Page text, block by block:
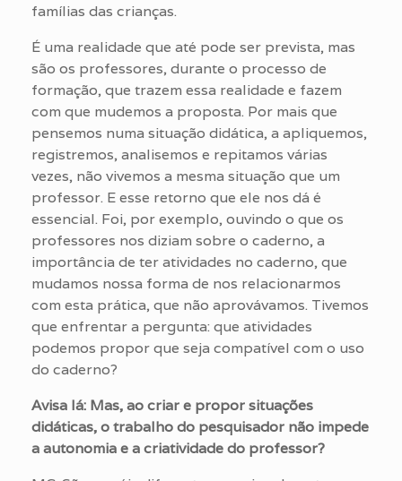
famílias das crianças.
É uma realidade que até pode ser prevista, mas
são os professores, durante o processo de
formação, que trazem essa realidade e fazem
com que mudemos a proposta. Por mais que
pensemos numa situação didática, a apliquemos,
registremos, analisemos e repitamos várias
vezes, não vivemos a mesma situação que um
professor. E esse retorno que ele nos dá é
essencial. Foi, por exemplo, ouvindo o que os
professores nos diziam sobre o caderno, a
importância de ter atividades no caderno, que
mudamos nossa forma de nos relacionarmos
com esta prática, que não aprovávamos. Tivemos
que enfrentar a pergunta: que atividades
podemos propor que seja compatível com o uso
do caderno?
Avisa lá: Mas, ao criar e propor situações
didáticas, o trabalho do pesquisador não impede
a autonomia e a criatividade do professor?